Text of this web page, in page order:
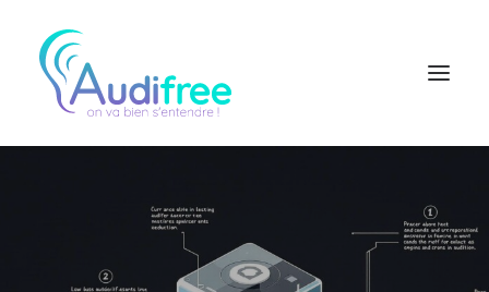
Logiciel Audioprothésiste